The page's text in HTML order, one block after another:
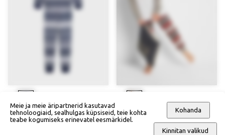
Pidžaama (2-osaline komplekt)
Pidžaama (2-osaline komplekt)
23,90 €
Meie ja meie äripartnerid kasutavad
tehnoloogiaid, sealhulgas küpsiseid, teie kohta
teabe kogumiseks erinevatel eesmärkidel.
Kohanda
Kinnitan valikud